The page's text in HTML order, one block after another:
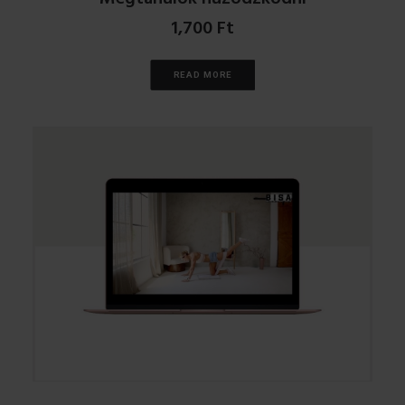
1,700Ft
READ MORE